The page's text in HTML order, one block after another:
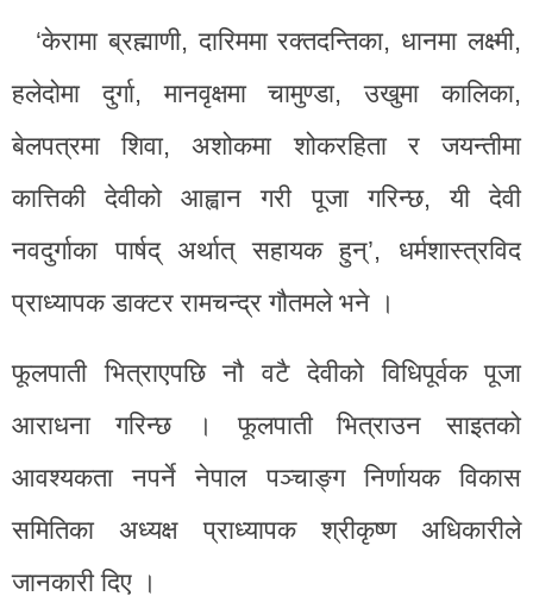
‘केरामा ब्रह्माणी, दारिममा रक्तदन्तिका, धानमा लक्ष्मी,
हलेदोमा दुर्गा, मानवृक्षमा चामुण्डा, उखुमा कालिका,
बेलपत्रमा शिवा, अशोकमा शोकरहिता र जयन्तीमा
कात्तिकी देवीको आह्वान गरी पूजा गरिन्छ, यी देवी
नवदुर्गाका पार्षद् अर्थात् सहायक हुन्’, धर्मशास्त्रविद
प्राध्यापक डाक्टर रामचन्द्र गौतमले भने ।
फूलपाती भित्राएपछि नौ वटै देवीको विधिपूर्वक पूजा
आराधना गरिन्छ । फूलपाती भित्राउन साइतको
आवश्यकता नपर्ने नेपाल पञ्चाङ्ग निर्णायक विकास
समितिका अध्यक्ष प्राध्यापक श्रीकृष्ण अधिकारीले
जानकारी दिए ।